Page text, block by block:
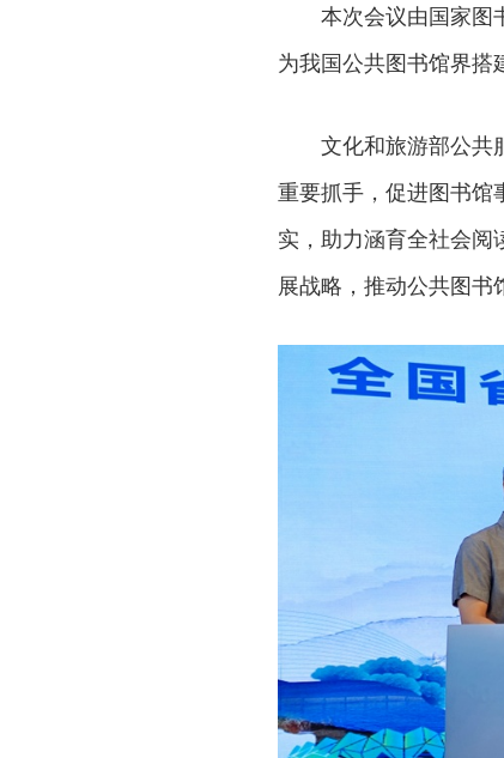
本次会议由国家图
为我国公共图书馆界搭
文化和旅游部公共
重要抓手，促进图书馆
实，助力涵育全社会
展战略，推动公共图书